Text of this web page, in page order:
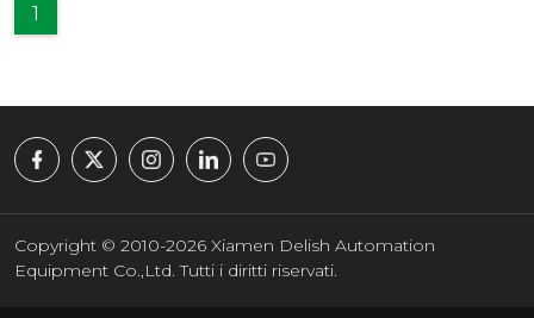
1
Copyright © 2010-2026 Xiamen Delish Automation
Equipment Co.,Ltd. Tutti i diritti riservati.